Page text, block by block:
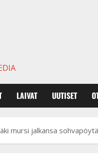
LAIVAT UUTISET
mursi jalkansa